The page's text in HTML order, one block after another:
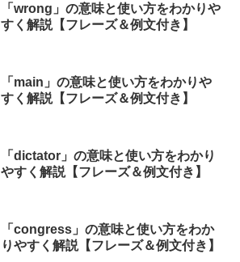
「wrong」の意味と使い方をわかりや
すく解説【フレーズ＆例文付き】
「main」の意味と使い方をわかりや
すく解説【フレーズ＆例文付き】
「dictator」の意味と使い方をわかり
やすく解説【フレーズ＆例文付き】
「congress」の意味と使い方をわか
りやすく解説【フレーズ＆例文付き】